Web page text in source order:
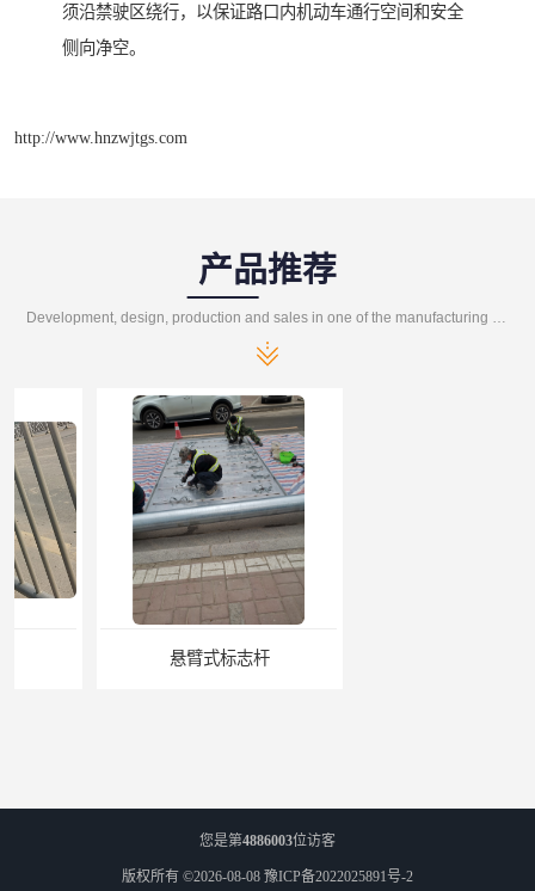
须沿禁驶区绕行，以保证路口内机动车通行空间和安全
侧向净空。
http://www.hnzwjtgs.com
产品推荐
悬臂式标志杆
您是第4886003位访客
版权所有 ©2026-08-08 豫ICP备2022025891号-2